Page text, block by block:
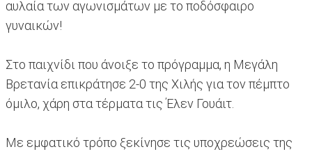
αυλαία των αγωνισμάτων με το ποδόσφαιρο
γυναικών!
Στο παιχνίδι που άνοιξε το πρόγραμμα, η Μεγάλη
Βρετανία επικράτησε 2-0 της Χιλής για τον πέμπτο
όμιλο, χάρη στα τέρματα τις Έλεν Γουάιτ.
Με εμφατικό τρόπο ξεκίνησε τις υποχρεώσεις της